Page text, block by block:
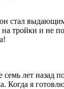
стал
на тройки и не
семь лет назад
Когда я